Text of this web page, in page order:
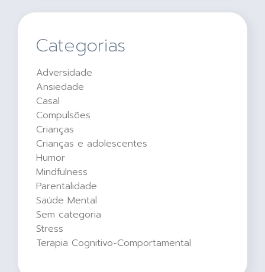
Categorias
Adversidade
Ansiedade
Casal
Compulsões
Crianças
Crianças e adolescentes
Humor
Mindfulness
Parentalidade
Saúde Mental
Sem categoria
Stress
Terapia Cognitivo-Comportamental